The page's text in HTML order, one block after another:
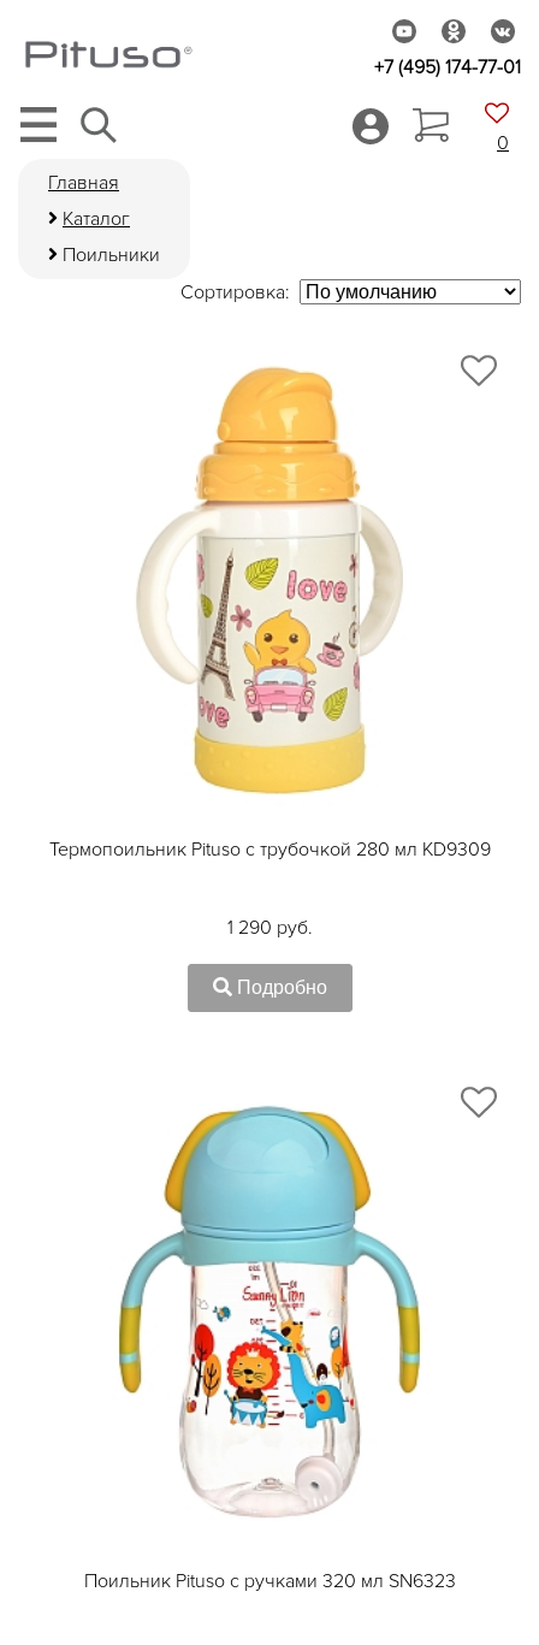
+7 (495) 174-77-01
0
Главная
Каталог
Поильники
Сортировка:
Термопоильник Pituso с трубочкой 280 мл KD9309
1 290 руб.
Подробно
Поильник Pituso с ручками 320 мл SN6323